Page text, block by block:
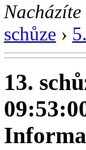
Nacházíte
schůze ›
13.